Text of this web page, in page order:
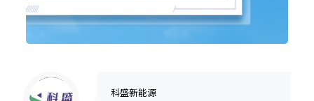
Warning
: Trying to access array offset on null in
/www/wwwroot/ksengpv/wp-content/themes/guangfuzhijia/includes/content-single.php
on line
286
科盛新能源